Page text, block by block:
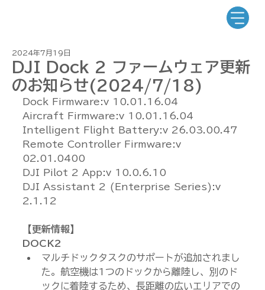
DJI Dock 2 ファームウェア更新
のお知らせ(2024/7/18)
2024年7月19日
Dock Firmware:v 10.01.16.04
Aircraft Firmware:v 10.01.16.04
Intelligent Flight Battery:v 26.03.00.47
Remote Controller Firmware:v
02.01.0400
DJI Pilot 2 App:v 10.0.6.10
DJI Assistant 2 (Enterprise Series):v
2.1.12
【更新情報】
DOCK2
マルチドックタスクのサポートが追加されまし
た。航空機は1つのドックから離陸し、別のド
ックに着陸するため、長距離の広いエリアでの